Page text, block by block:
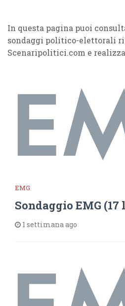
In questa pagina puoi
sondaggi politico-elettorali
Scenaripolitici.com e
EMG
Sondaggio EMG
1 settimana ago